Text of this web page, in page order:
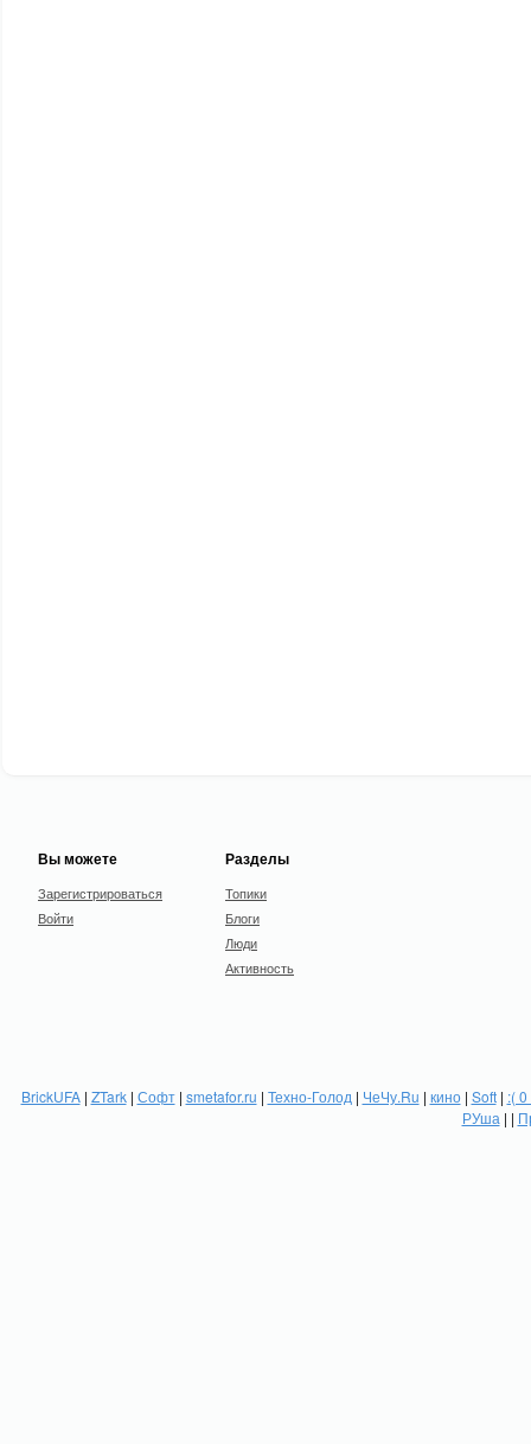
Вы можете
Зарегистрироваться
Войти
Разделы
Топики
Блоги
Люди
Активность
BrickUFA| ZTark| Софт| smetafor.ru | Техно-Голод | ЧеЧу.Ru | кино| Soft| :(
РУша | |